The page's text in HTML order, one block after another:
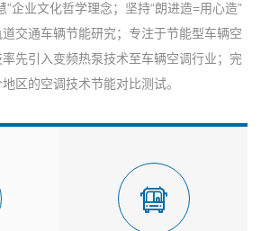
”企业文化哲学理念；坚持“朗进造=用心造”
交通车辆节能研究；专注于节能型车辆空
先引入变频热泵技术至车辆空调行业；完
区的空调技术节能对比测试。